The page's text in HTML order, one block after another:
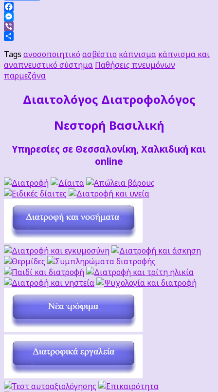
Facebook
Messenger
Viber
Tags ανοσοποιητικόασβέστιο κάπνισμα κάπνισμα και
αναπνευστικό σύστημα Παθήσεις πνευμόνων
παρμεζάνα
Διαιτoλόγος Διατροφολόγος
Νεστορή Βασιλική
Υπηρεσίες σε Θεσσαλονίκη, Χαλκιδική και
online